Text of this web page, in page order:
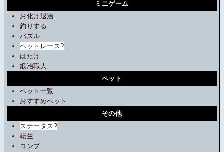
ミニゲーム
お化け退治
釣りする
パズル
ペットレース?
はたけ
鍛冶職人
ペット
ペット一覧
おすすめペット
その他
ステータス?
転生
コンプ